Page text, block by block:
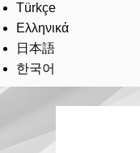
Türkçe
Ελληνικά
日本語
한국어